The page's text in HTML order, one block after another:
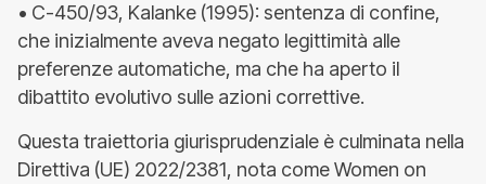
• C-450/93, Kalanke (1995): sentenza di confine,
che inizialmente aveva negato legittimità alle
preferenze automatiche, ma che ha aperto il
dibattito evolutivo sulle azioni correttive.
Questa traiettoria giurisprudenziale è culminata nella
Direttiva (UE) 2022/2381, nota come Women on